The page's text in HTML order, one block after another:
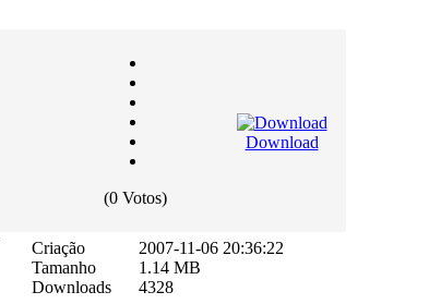
(0 Votos)
Download
Criação
Tamanho
Downloads
2007-11-06 20:36:22
1.14 MB
4328